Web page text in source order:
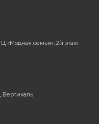
«Модная семья», 2й этаж
Вертикаль